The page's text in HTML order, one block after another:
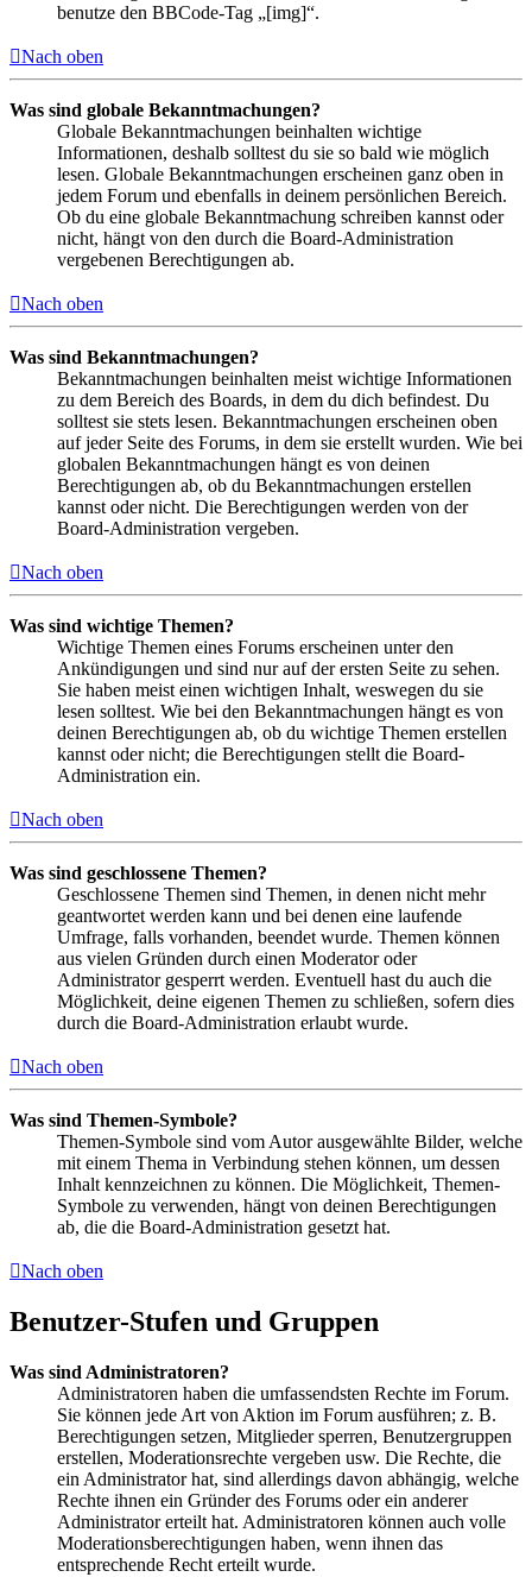
benutze den BBCode-Tag „[img]“.
Nach oben
Was sind globale Bekanntmachungen?
Globale Bekanntmachungen beinhalten wichtige
Informationen, deshalb solltest du sie so bald wie möglich
lesen. Globale Bekanntmachungen erscheinen ganz oben in
jedem Forum und ebenfalls in deinem persönlichen Bereich.
Ob du eine globale Bekanntmachung schreiben kannst oder
nicht, hängt von den durch die Board-Administration
vergebenen Berechtigungen ab.
Nach oben
Was sind Bekanntmachungen?
Bekanntmachungen beinhalten meist wichtige Informationen
zu dem Bereich des Boards, in dem du dich befindest. Du
solltest sie stets lesen. Bekanntmachungen erscheinen oben
auf jeder Seite des Forums, in dem sie erstellt wurden. Wie bei
globalen Bekanntmachungen hängt es von deinen
Berechtigungen ab, ob du Bekanntmachungen erstellen
kannst oder nicht. Die Berechtigungen werden von der
Board-Administration vergeben.
Nach oben
Was sind wichtige Themen?
Wichtige Themen eines Forums erscheinen unter den
Ankündigungen und sind nur auf der ersten Seite zu sehen.
Sie haben meist einen wichtigen Inhalt, weswegen du sie
lesen solltest. Wie bei den Bekanntmachungen hängt es von
deinen Berechtigungen ab, ob du wichtige Themen erstellen
kannst oder nicht; die Berechtigungen stellt die Board-
Administration ein.
Nach oben
Was sind geschlossene Themen?
Geschlossene Themen sind Themen, in denen nicht mehr
geantwortet werden kann und bei denen eine laufende
Umfrage, falls vorhanden, beendet wurde. Themen können
aus vielen Gründen durch einen Moderator oder
Administrator gesperrt werden. Eventuell hast du auch die
Möglichkeit, deine eigenen Themen zu schließen, sofern dies
durch die Board-Administration erlaubt wurde.
Nach oben
Was sind Themen-Symbole?
Themen-Symbole sind vom Autor ausgewählte Bilder, welche
mit einem Thema in Verbindung stehen können, um dessen
Inhalt kennzeichnen zu können. Die Möglichkeit, Themen-
Symbole zu verwenden, hängt von deinen Berechtigungen
ab, die die Board-Administration gesetzt hat.
Nach oben
Benutzer-Stufen und Gruppen
Was sind Administratoren?
Administratoren haben die umfassendsten Rechte im Forum.
Sie können jede Art von Aktion im Forum ausführen; z. B.
Berechtigungen setzen, Mitglieder sperren, Benutzergruppen
erstellen, Moderationsrechte vergeben usw. Die Rechte, die
ein Administrator hat, sind allerdings davon abhängig, welche
Rechte ihnen ein Gründer des Forums oder ein anderer
Administrator erteilt hat. Administratoren können auch volle
Moderationsberechtigungen haben, wenn ihnen das
entsprechende Recht erteilt wurde.